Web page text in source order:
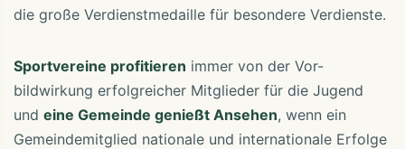
die große Verdienstmedaille für besondere Verdienste.
Sportvereine profitieren immer von der Vor-
bildwirkung erfolgreicher Mitglieder für die Jugend
und eine Gemeinde genießt Ansehen, wenn ein
Gemeindemitglied nationale und internationale Erfolge